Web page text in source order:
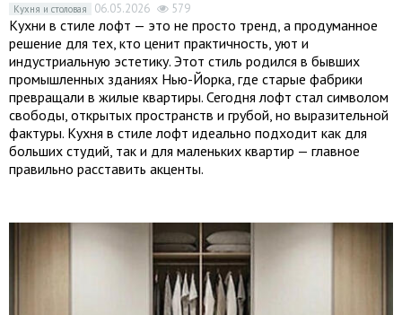
Кухня и столовая 06.05.2026 579
Кухни в стиле лофт — это не просто тренд, а продуманное
решение для тех, кто ценит практичность, уют и
индустриальную эстетику. Этот стиль родился в бывших
промышленных зданиях Нью-Йорка, где старые фабрики
превращали в жилые квартиры. Сегодня лофт стал символом
свободы, открытых пространств и грубой, но выразительной
фактуры. Кухня в стиле лофт идеально подходит как для
больших студий, так и для маленьких квартир — главное
правильно расставить акценты.